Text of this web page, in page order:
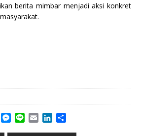
berita mimbar menjadi aksi konkret
W
M